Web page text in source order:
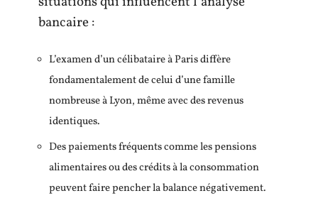
bancaire :
L’examen d’un célibataire à Paris diffère
fondamentalement de celui d’une famille
nombreuse à Lyon, même avec des revenus
identiques.
Des paiements fréquents comme les pensions
alimentaires ou des crédits à la consommation
peuvent faire pencher la balance négativement.